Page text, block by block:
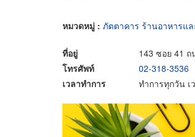
หมวดหมู่ : ภัตตาคาร ร้านอาหารแ
ที่อยู่
143 ซอย 41
โทรศัพท์
02-318-3536
เวลาทำการ
ทำการทุกวัน เ